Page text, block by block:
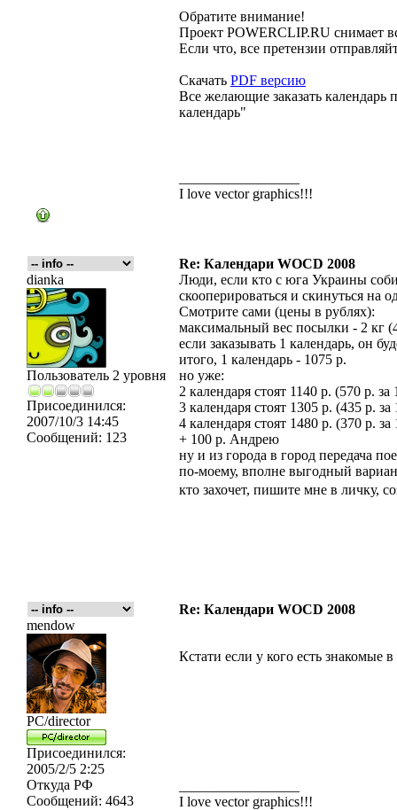
Обратите внимание!
Проект POWERCLIP.RU снимает
Если что, все претензии
Скачать PDF версию
Все желающие заказать календарь
календарь"
I love vector graphics!!!
Re: Календари WOCD 2008
dianka
Пользователь 2 уровня
Присоединился:
2007/10/3 14:45
Сообщений: 123
Люди, если кто с юга Украины
скооперироваться и скинуться на
Смотрите сами (цены в рублях):
максимальный вес посылки - 2 кг
если заказывать 1 календарь, он
итого, 1 календарь - 1075 р.
но уже:
2 календаря стоят 1140 р. (570 р. за
3 календаря стоят 1305 р. (435 р. за
4 календаря стоят 1480 р. (370 р. за
+ 100 р. Андрею
ну и из города в город передача
по-моему, вполне выгодный
кто захочет, пишите мне в личку,
Re: Календари WOCD 2008
mendow
PC/director
Присоединился:
2005/2/5 2:25
Откуда РФ
Сообщений: 4643
Кстати если у кого есть знакомые
I love vector graphics!!!